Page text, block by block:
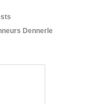
Dennerle